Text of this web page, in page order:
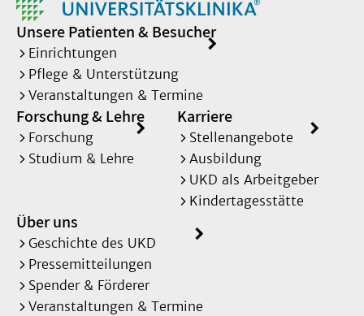
Unsere Patienten & Besucher
Einrichtungen
Pflege & Unterstützung
Veranstaltungen & Termine
Forschung & Lehre
Forschung
Studium & Lehre
Karriere
Stellenangebote
Ausbildung
UKD als Arbeitgeber
Kindertagesstätte
Über uns
Geschichte des UKD
Pressemitteilungen
Spender & Förderer
Veranstaltungen & Termine